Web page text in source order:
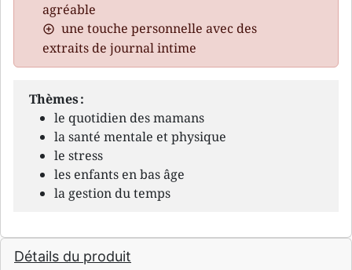
agréable
une touche personnelle avec des
extraits de journal intime
Thèmes :
le quotidien des mamans
la santé mentale et physique
le stress
les enfants en bas âge
la gestion du temps
Détails du produit